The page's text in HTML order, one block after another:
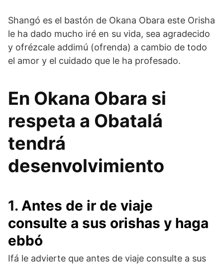
Shangó es el bastón de Okana Obara este Orisha
le ha dado mucho iré en su vida, sea agradecido
y ofrézcale addimú (ofrenda) a cambio de todo
el amor y el cuidado que le ha profesado.
En Okana Obara si
respeta a Obatalá
tendrá
desenvolvimiento
1. Antes de ir de viaje
consulte a sus orishas y haga
ebbó
Ifá le advierte que antes de viaje consulte a sus